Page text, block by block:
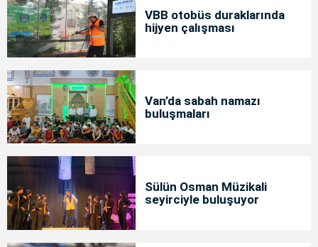
VBB otobüs duraklarında
hijyen çalışması
Van’da sabah namazı
buluşmaları
Sülün Osman Müzikali
seyirciyle buluşuyor